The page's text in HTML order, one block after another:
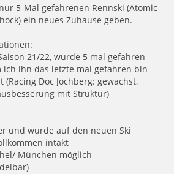
5-Mal gefahrenen Rennski (Atomic
ein neues Zuhause geben.
21/22, wurde 5 mal gefahren
ihn das letzte mal gefahren bin
(Racing Doc Jochberg: gewachst,
mit Struktur)
und wurde auf den neuen Ski
intakt
München möglich